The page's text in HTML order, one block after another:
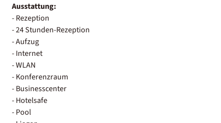
Ausstattung:
- Rezeption
- 24 Stunden-Rezeption
- Aufzug
- Internet
- WLAN
- Konferenzraum
- Businesscenter
- Hotelsafe
- Pool